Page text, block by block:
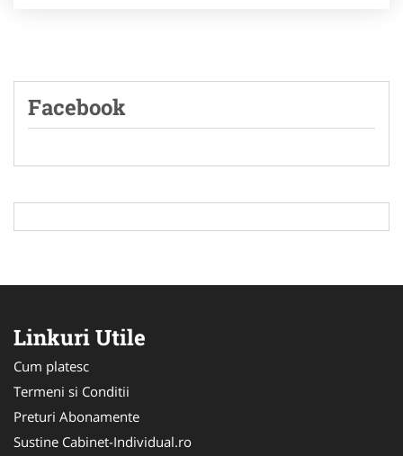
Facebook
Linkuri Utile
Cum platesc
Termeni si Conditii
Preturi Abonamente
Sustine Cabinet-Individual.ro